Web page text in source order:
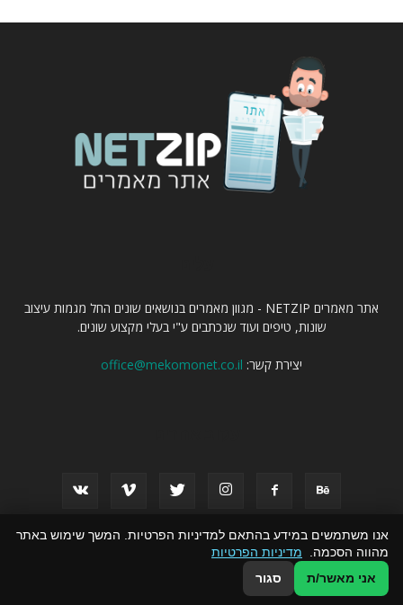
אתר מאמרים NETZIP - מגוון מאמרים בנושאים שונים החל מגמות עיצוב
שונות, טיפים ועוד שנכתבים ע"י בעלי מקצוע שונים.
יצירת קשר: office@mekomonet.co.il
פרסמו אצלנו פרסום באתרי תוכן
© כל הזכויות שמורות ל אתר מאמרים NETZIP
אנו משתמשים במידע בהתאם למדיניות הפרטיות. המשך שימוש באתר
מהווה הסכמה. מדיניות הפרטיות
אני מאשר/ת
סגור